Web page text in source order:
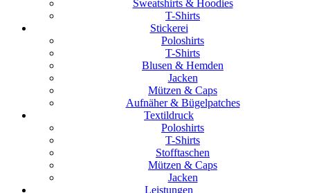
Sweatshirts & Hoodies
T-Shirts
Stickerei
Poloshirts
T-Shirts
Blusen & Hemden
Jacken
Mützen & Caps
Aufnäher & Bügelpatches
Textildruck
Poloshirts
T-Shirts
Stofftaschen
Mützen & Caps
Jacken
Leistungen